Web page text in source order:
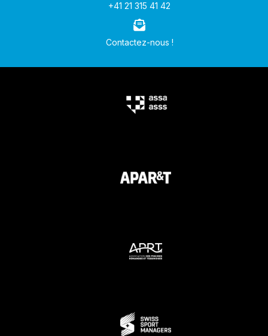
+41 21 315 41 42
Contactez-nous !